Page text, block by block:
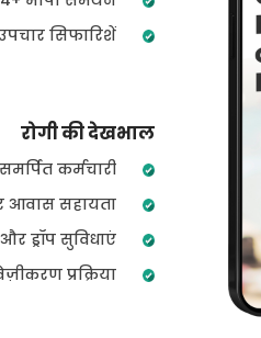
सिफारिशें
रोगी की देखभाल
कर्मचारी
आवास सहायता
ड्रॉप सुविधाएं
प्रक्रिया